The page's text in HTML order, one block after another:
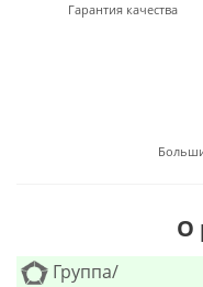
Гарантия качества
О
Группа/